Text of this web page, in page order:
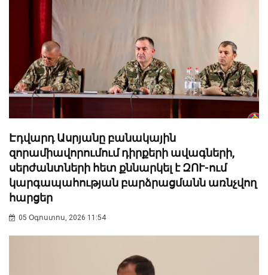
Էդվարդ Ասրյանը բանակային
զորամիավորումում դիրքերի ավագների,
սերժանտների հետ քննարկել է ԶՈՒ-ում
կարգապահության բարձրացմանն առնչվող
հարցեր
05 Օգոստոս, 2026 11:54